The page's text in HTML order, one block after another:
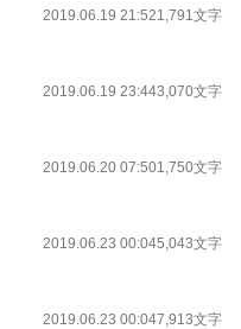
2019.06.19 21:521,791文字
2019.06.19 23:443,070文字
2019.06.20 07:501,750文字
2019.06.23 00:045,043文字
2019.06.23 00:047,913文字